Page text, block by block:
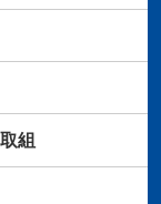
組